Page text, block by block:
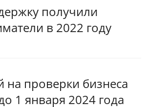
получили
в 2022 году
проверки бизнеса
1 января 2024 года